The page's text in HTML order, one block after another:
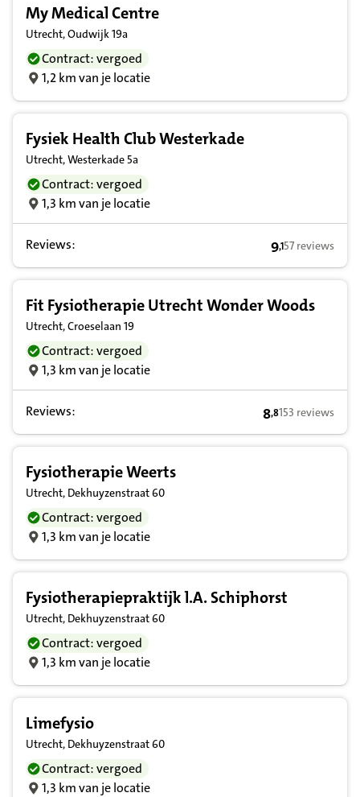
My Medical Centre
Utrecht, Oudwijk 19a
Contract: vergoed
1,2 km van je locatie
Fysiek Health Club Westerkade
Utrecht, Westerkade 5a
Contract: vergoed
1,3 km van je locatie
Reviews: 9,1 op basis
9,157 reviews
Fit Fysiotherapie Utrecht Wonder Woods
Utrecht, Croeselaan 19
Contract: vergoed
1,3 km van je locatie
Reviews: 8,8 op basis van
8,8153 reviews
Fysiotherapie Weerts
Utrecht, Dekhuyzenstraat 60
Contract: vergoed
1,3 km van je locatie
Fysiotherapiepraktijk l.A. Schiphorst
Utrecht, Dekhuyzenstraat 60
Contract: vergoed
1,3 km van je locatie
Limefysio
Utrecht, Dekhuyzenstraat 60
Contract: vergoed
1,3 km van je locatie